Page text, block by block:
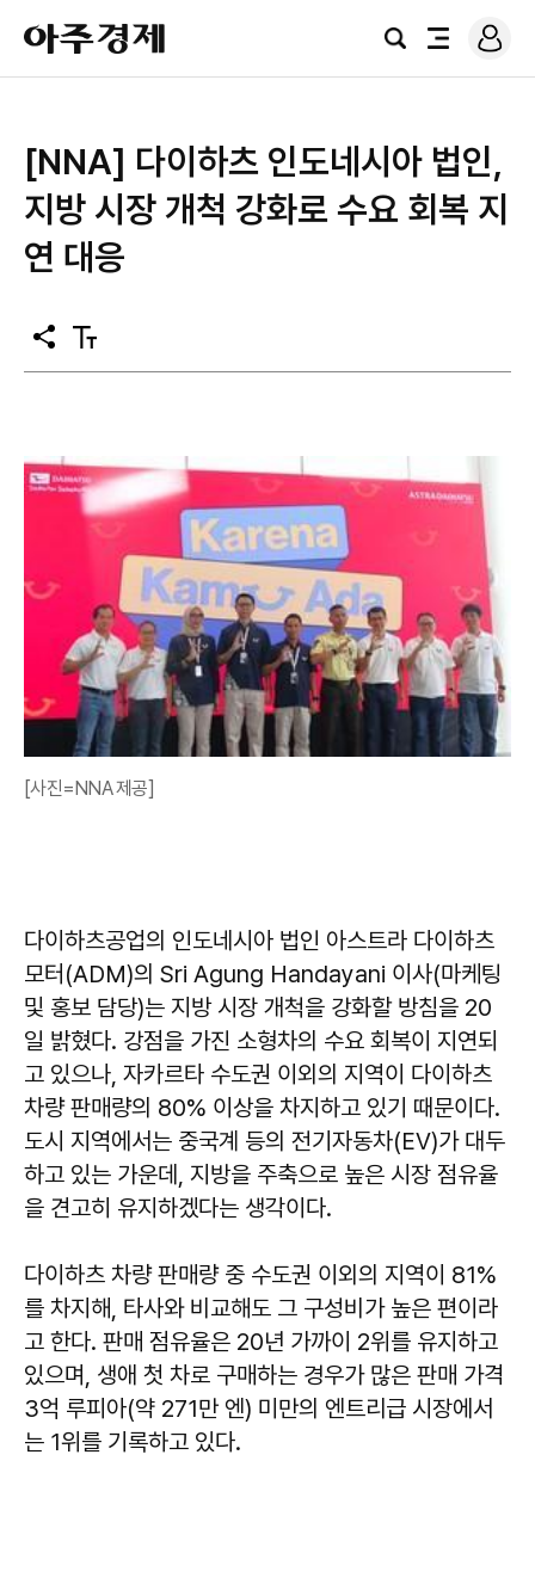
아
주
경
검
전
로
그
[NNA] 다이하츠 인도네시아 법인,
지방 시장 개척 강화로 수요 회복 지
연 대응
공
유
텍
스
[사진=NNA 제공]
다이하츠공업의 인도네시아 법인 아스트라 다이하츠
모터(ADM)의 Sri Agung Handayani 이사(마케팅
및 홍보 담당)는 지방 시장 개척을 강화할 방침을 20
일 밝혔다. 강점을 가진 소형차의 수요 회복이 지연되
고 있으나, 자카르타 수도권 이외의 지역이 다이하츠
차량 판매량의 80% 이상을 차지하고 있기 때문이다.
도시 지역에서는 중국계 등의 전기자동차(EV)가 대두
하고 있는 가운데, 지방을 주축으로 높은 시장 점유율
을 견고히 유지하겠다는 생각이다.
다이하츠 차량 판매량 중 수도권 이외의 지역이 81%
를 차지해, 타사와 비교해도 그 구성비가 높은 편이라
고 한다. 판매 점유율은 20년 가까이 2위를 유지하고
있으며, 생애 첫 차로 구매하는 경우가 많은 판매 가격
3억 루피아(약 271만 엔) 미만의 엔트리급 시장에서
는 1위를 기록하고 있다.